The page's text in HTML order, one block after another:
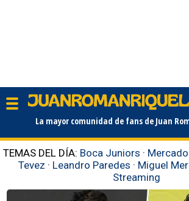
La mayor comunidad de fans de Juan
TEMAS DEL DÍA: Boca Juniors ·
Tevez · Leandro Paredes · Miguel
Streaming